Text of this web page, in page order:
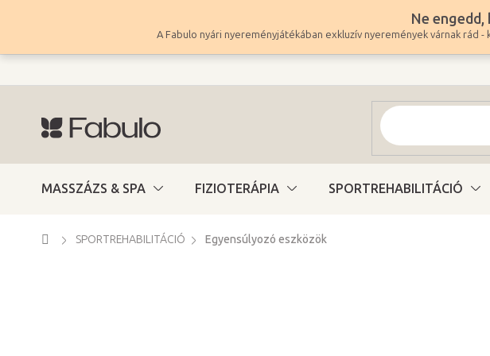
tartalomhoz
Ne
A Fabulo nyári nyereményjátékában exkluzív nyeremények várnak rád
MASSZÁZS & SPA FIZIOTERÁPIA SPORTREHABILITÁCIÓ
Kezdőlap
SPORTREHABILITÁCIÓ Egyensúlyozó eszközök